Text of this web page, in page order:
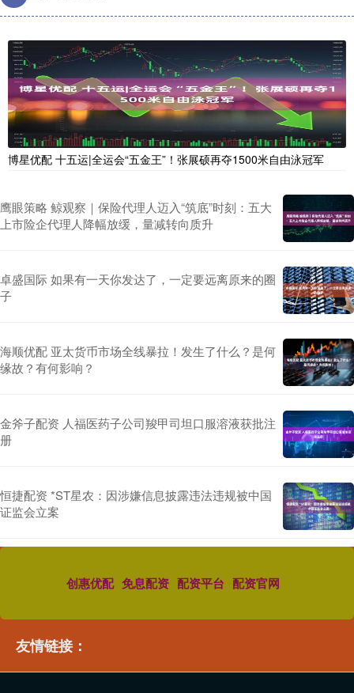
博星优配 十五运|全运会“五金王”！张展硕再夺1500米自由泳冠军
鹰眼策略 鲸观察｜保险代理人迈入“筑底”时刻：五大
上市险企代理人降幅放缓，量减转向质升
卓盛国际 如果有一天你发达了，一定要远离原来的圈
子
海顺优配 亚太货币市场全线暴拉！发生了什么？是何
缘故？有何影响？
金斧子配资 人福医药子公司羧甲司坦口服溶液获批注
册
恒捷配资 *ST星农：因涉嫌信息披露违法违规被中国
证监会立案
创惠优配 免息配资 配资平台 配资官网
友情链接：